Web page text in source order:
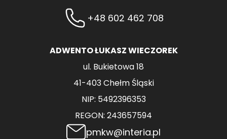
+48 602 462 708
ADWENTO ŁUKASZ WIECZOREK
ul. Bukietowa 18
41-403 Chełm Śląski
NIP: 5492396353
REGON: 243657594
pmkw@interia.pl